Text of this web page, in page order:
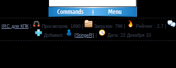
IRC для КПК Просмотров: 1690 | Загрузок: 796 | Рейтинг : 2.7 |
Добавил:
[StingeR] Дата: 22 Декабря 10